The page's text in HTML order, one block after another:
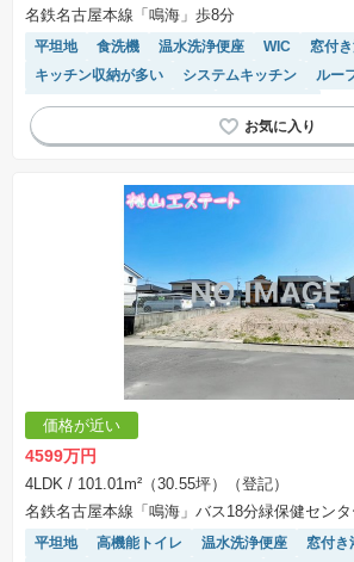
名鉄名古屋本線「鳴海」歩8分
平坦地 食洗機 温水洗浄便座 WIC 窓付
キッチン収納が多い
システムキッチン
ルー
モニター付きインターホン
対面キッチン
接面道路の幅が６m以上
長期優良住宅
価格が近い
4599万円
4LDK / 101.01m²（30.55坪）（登記）
名鉄名古屋本線「鳴海」バス18分緑保健セン
平坦地 高機能トイレ 温水洗浄便座 窓付き